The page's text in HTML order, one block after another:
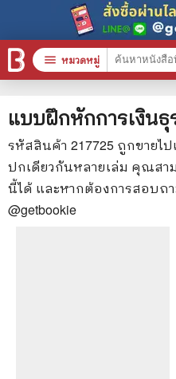
แบบฝึกหักการเงินธุ
รหัสสินค้า 217725 ถูกขายไ
ปกเดียวกันหลายเล่ม คุณสา
นี้ได้ และหากต้องการสอบถา
@getbookie
menu หมวดหมู่
หมวด
หนังสือทั้งหมด
stars สินค้าใช้เฉพาะแต้มเท่า